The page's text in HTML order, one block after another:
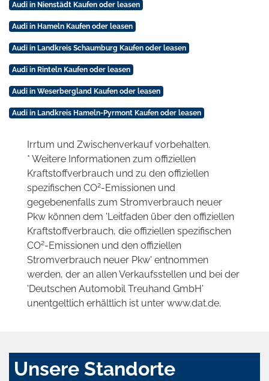
Audi in Nienstädt Kaufen oder leasen
Audi in Hameln Kaufen oder leasen
Audi in Landkreis Schaumburg Kaufen oder leasen
Audi in Rinteln Kaufen oder leasen
Audi in Weserbergland Kaufen oder leasen
Audi in Landkreis Hameln-Pyrmont Kaufen oder leasen
Irrtum und Zwischenverkauf vorbehalten.
* Weitere Informationen zum offiziellen
Kraftstoffverbrauch und zu den offiziellen
spezifischen CO2-Emissionen und
gegebenenfalls zum Stromverbrauch neuer
Pkw können dem 'Leitfaden über den offiziellen
Kraftstoffverbrauch, die offiziellen spezifischen
CO2-Emissionen und den offiziellen
Stromverbrauch neuer Pkw' entnommen
werden, der an allen Verkaufsstellen und bei der
'Deutschen Automobil Treuhand GmbH'
unentgeltlich erhältlich ist unter www.dat.de.
Unsere Standorte